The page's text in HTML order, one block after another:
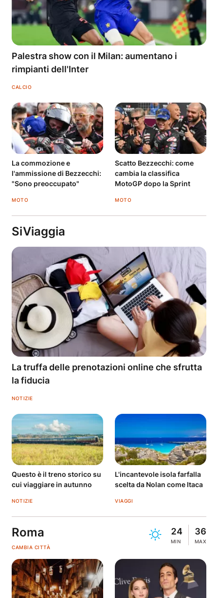
Palestra show con il Milan: aumentano i
rimpianti dell'Inter
CALCIO
La commozione e
l'ammissione di Bezzecchi:
"Sono preoccupato"
MOTO
Scatto Bezzecchi: come
cambia la classifica
MotoGP dopo la Sprint
MOTO
SiViaggia
La truffa delle prenotazioni online che sfrutta
la fiducia
NOTIZIE
Questo è il treno storico su
cui viaggiare in autunno
NOTIZIE
L'incantevole isola farfalla
scelta da Nolan come Itaca
VIAGGI
Roma
CAMBIA CITTÀ
24
MIN
36
MAX